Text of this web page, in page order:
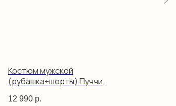
Костюм мужской
(рубашка+шорты) Пуччи
12 990 р.